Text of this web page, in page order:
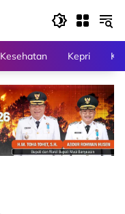
Kesehatan Kepri